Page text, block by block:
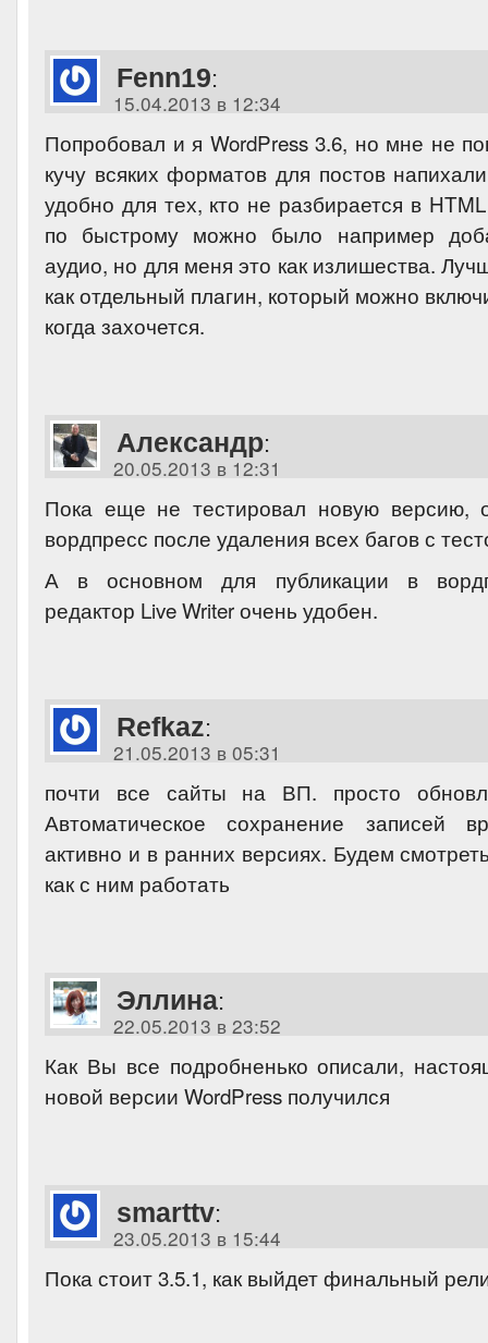
Fenn19:
15.04.2013 в 12:34
Попробовал и я WordPress 3.6, но мне не
кучу всяких форматов для постов
удобно для тех, кто не разбирается в
по быстрому можно было например
аудио, но для меня это как излишества.
как отдельный плагин, который можно
когда захочется.
Александр:
20.05.2013 в 12:31
Пока еще не тестировал новую версию,
вордпресс после удаления всех багов с
А в основном для публикации в
редактор Live Writer очень удобен.
Refkaz:
21.05.2013 в 05:31
почти все сайты на ВП. просто
Автоматическое сохранение записей
активно и в ранних версиях. Будем
как с ним работать
Эллина:
22.05.2013 в 23:52
Как Вы все подробненько описали,
новой версии WordPress получился
smarttv:
23.05.2013 в 15:44
Пока стоит 3.5.1, как выйдет финальный